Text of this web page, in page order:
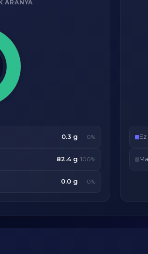
ARÁNYA
0.3 g 0%
82.4 g 100%
0.0 g 0%